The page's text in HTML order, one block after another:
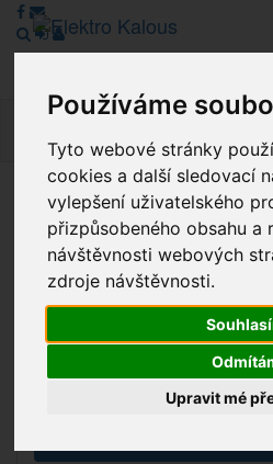
Používáme
Tyto webové stránky
cookies a další sledovací
vylepšení uživatelského
přizpůsobeného obsahu a
návštěvnosti webových
zdroje návštěvnosti.
Upravit mé
Vážení zákazníci, v tuto chvíli je
režimu Katalogu. Objednávky on-
Děkujeme za pochopení.
Výprodej